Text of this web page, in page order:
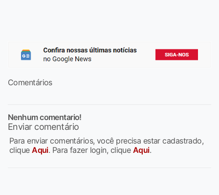
Comentários
Nenhum comentario!
Enviar comentário
Para enviar comentários, você precisa estar cadastrado,
cliqueAqui. Para fazer login, clique Aqui.